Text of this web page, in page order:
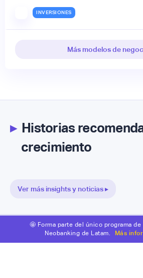
INVERSIONES
Más modelos de
▸Historias
crecimiento
Ver más insights y noticias ▸
🤩 Forma parte del único programa
Neobanking de Latam.
Más